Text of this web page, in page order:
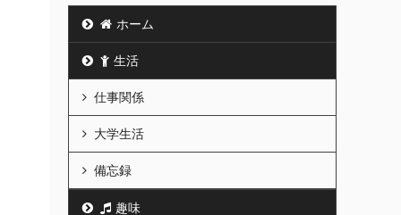
ホーム
生活
仕事関係
大学生活
備忘録
趣味